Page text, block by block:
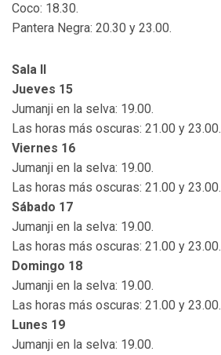
Coco: 18.30.
Pantera Negra: 20.30 y 23.00.
Sala II
Jueves 15
Jumanji en la selva: 19.00.
Las horas más oscuras: 21.00 y 23.00.
Viernes 16
Jumanji en la selva: 19.00.
Las horas más oscuras: 21.00 y 23.00.
Sábado 17
Jumanji en la selva: 19.00.
Las horas más oscuras: 21.00 y 23.00.
Domingo 18
Jumanji en la selva: 19.00.
Las horas más oscuras: 21.00 y 23.00.
Lunes 19
Jumanji en la selva: 19.00.